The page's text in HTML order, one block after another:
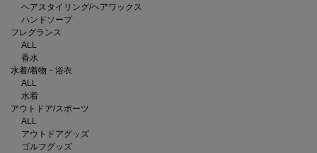
ヘアスタイリング/ヘアワックス
ハンドソープ
フレグランス
ALL
香水
水着/着物・浴衣
ALL
水着
アウトドア/スポーツ
ALL
アウトドアグッズ
ゴルフグッズ